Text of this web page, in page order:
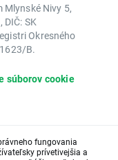
Mlynské Nivy 5,
SK
Okresného
B.
súborov cookie
fungovania
prívetivejšia a